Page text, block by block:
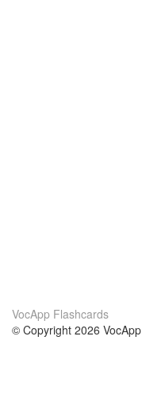
VocApp Flashcards
© Copyright 2026 VocApp